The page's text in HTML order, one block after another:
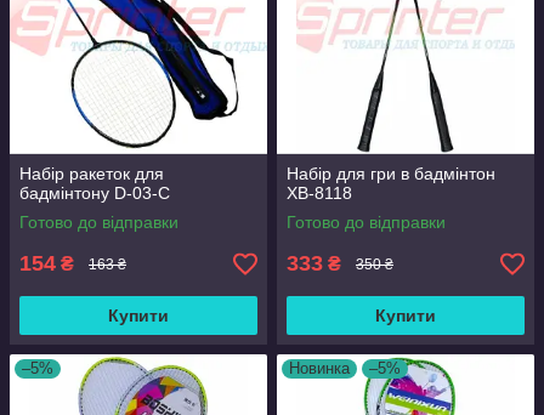
Набір ракеток для
бадмінтону D-03-С
Готово до відправки
154 ₴ 163 ₴
Купити
Набір для гри в бадмінтон
XB-8118
Готово до відправки
333 ₴ 350 ₴
Купити
–5% Новинка –5%